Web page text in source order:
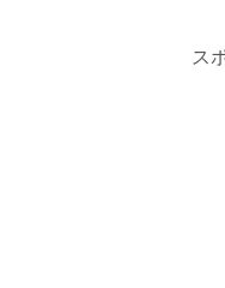
らOKでした。拡張機能「...
ス